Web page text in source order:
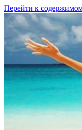
Перейти к